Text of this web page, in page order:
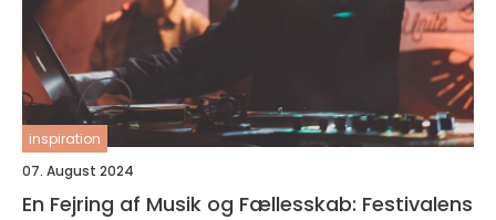
inspiration
07. August 2024
En Fejring af Musik og Fællesskab: Festivalens